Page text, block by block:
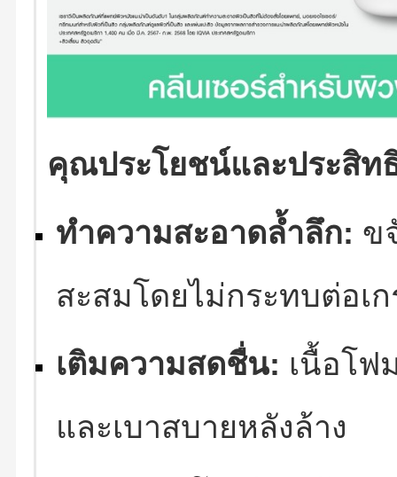
คุณประโยชน์และประสิท
ทำความสะอาดล้ำลึก: ข
สะสมโดยไม่กระทบต่อเ
เติมความสดชื่น: เนื้อโฟ
และเบาสบายหลังล้าง